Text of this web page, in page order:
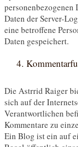
personenbezogenen
Daten der Server-
eine betroffene
Daten gespeichert.
4.
Die Astrrid Raiger
sich auf der
Verantwortlichen
Kommentare zu
Ein Blog ist ein auf